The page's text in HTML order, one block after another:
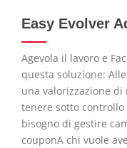
Easy Evolver
Agevola il lavoro e
questa soluzione:
una valorizzazione di
tenere sotto
bisogno di gestire
couponA chi vuole